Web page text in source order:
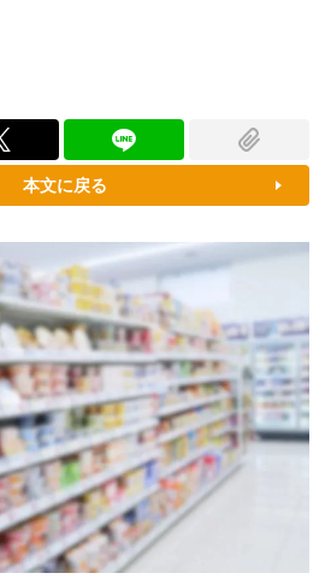
本文に戻る